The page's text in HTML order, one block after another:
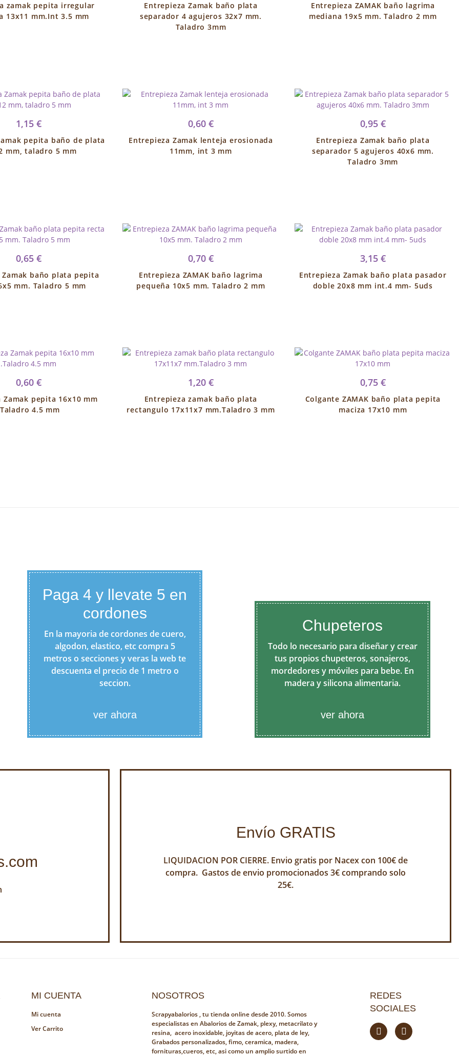
zamak pepita irregular
13x11 mm.Int 3.5 mm
Entrepieza Zamak baño plata
separador 4 agujeros 32x7 mm.
Taladro 3mm
Entrepieza ZAMAK baño lagrima
mediana 19x5 mm. Taladro 2 mm
1,15 €
pepita baño de plata
mm, taladro 5 mm
0,60 €
Entrepieza Zamak lenteja erosionada
11mm, int 3 mm
0,95 €
Entrepieza Zamak baño plata
separador 5 agujeros 40x6 mm.
Taladro 3mm
0,65 €
Zamak baño plata pepita
mm. Taladro 5 mm
0,70 €
Entrepieza ZAMAK baño lagrima
pequeña 10x5 mm. Taladro 2 mm
3,15 €
Entrepieza Zamak baño plata pasador
doble 20x8 mm int.4 mm- 5uds
0,60 €
Zamak pepita 16x10 mm
4.5 mm
1,20 €
Entrepieza zamak baño plata
rectangulo 17x11x7 mm.Taladro 3 mm
0,75 €
Colgante ZAMAK baño plata pepita
maciza 17x10 mm
Paga 4 y llevate 5 en
cordones
En la mayoria de cordones de cuero,
algodon, elastico, etc compra 5
metros o secciones y veras la web te
descuenta el precio de 1 metro o
seccion.
ver ahora
Chupeteros
Todo lo necesario para diseñar y crear
tus propios chupeteros, sonajeros,
mordedores y móviles para bebe. En
madera y silicona alimentaria.
ver ahora
Envío GRATIS
LIQUIDACION POR CIERRE. Envio gratis por Nacex con 100€ de
compra. Gastos de envio promocionados 3€ comprando solo
25€.
REDES
SOCIALES
MI CUENTA
Mi cuenta
Ver Carrito
NOSOTROS
Scrapyabalorios , tu tienda online desde 2010. Somos
especialistas en Abalorios de Zamak, plexy, metacrilato y
resina, acero inoxidable, joyitas de acero, plata de ley,
Grabados personalizados, fimo, ceramica, madera,
fornituras,cueros, etc, asi como un amplio surtido en